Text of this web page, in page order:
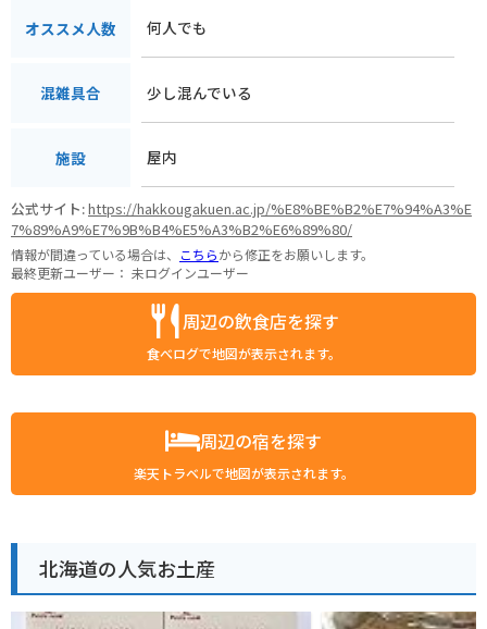
【バイクで訪れる場合の注意点】
つ可能性があります。
* 夏場は虫が多いので、虫除け対策を忘れずに行いましょう。
オススメ人数 何人でも
混雑具合 少し混んでいる
施設 屋内
公式サイト:https://hakkougakuen.ac.jp/%E8%BE%B2%E7%94%A3%E
7%89%A9%E7%9B%B4%E5%A3%B2%E6%89%80/
情報が間違っている場合は、 こちらから修正をお願いします。
最終更新ユーザー： 未ログインユーザー
周辺の飲食店を探す
食べログで地図が表示されます。
周辺の宿を探す
楽天トラベルで地図が表示されます。
北海道の人気お土産